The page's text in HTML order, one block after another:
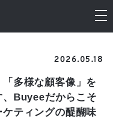
2026.05.18
多様な顧客像」を
、Buyeeだからこそ
ティングの醍醐味